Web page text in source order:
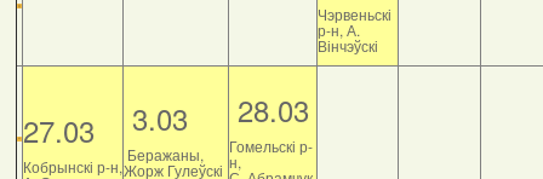
Чэрвеньскі
р-н, А.
Вінчэўскі
27.03
Кобрынскі р-н,
3.03
Беражаны,
Жорж Гулеўскі
28.03
Гомельскі р-
н,